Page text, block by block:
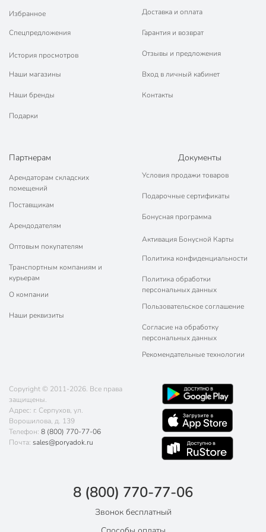
Габариты упаковки
32 x 32 x 45 см
Избранное
Спецпредложения
История просмотров
Наши магазины
Наши бренды
Подарки
Доставка и оплата
Гарантия и возврат
Отзывы и предложения
Вход в личный кабинет
Контакты
Партнерам
Арендаторам складских
помещений
Поставщикам
Арендодателям
Оптовым покупателям
Транспортным компаниям и
курьерам
О компании
Наши реквизиты
Документы
Условия продажи товаров
Подарочные сертификаты
Бонусная программа
Активация Бонусной Карты
Политика конфиденциальности
Политика обработки
персональных данных
Пользовательское соглашение
Согласие на обработку
персональных данных
Рекомендательные технологии
Copyright © 2011-2026. Все права
защищены.
Адрес: г. Серпухов, ул.
Ворошилова, д. 139
Телефон: 8 (800) 770-77-06
Почта: sales@poryadok.ru
8 (800) 770-77-06
Звонок бесплатный